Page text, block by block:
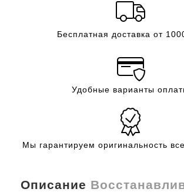
Бесплатная доставка от
Удобные варианты
Мы гарантируем оригинальность
Описание